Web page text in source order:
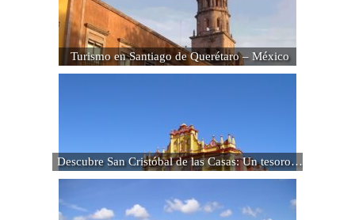
Turismo en Santiago de Querétaro – México
Descubre San Cristóbal de las Casas: Un tesoro…